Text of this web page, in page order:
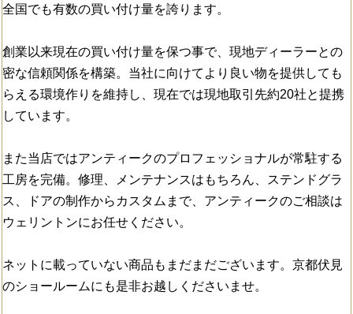
全国でも有数の買い付け量を誇ります。
創業以来現在の買い付け量を保つ事で、現地ディーラーとの
密な信頼関係を構築。当社に向けてより良い物を提供しても
らえる環境作りを維持し、現在では現地取引先約20社と提携
しています。
また当店ではアンティークのプロフェッショナルが常駐する
工房を完備。修理、メンテナンスはもちろん、ステンドグラ
ス、ドアの制作からカスタムまで、アンティークのご相談は
ウェリントンにお任せください。
ネットに載っていない商品もまだまだございます。京都伏見
のショールームにも是非お越しくださいませ。